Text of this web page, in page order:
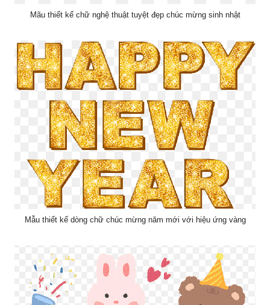
Mãu thiết kế chữ nghệ thuật tuyệt đẹp chúc mừng sinh nhật
Mẫu thiết kế dòng chữ chúc mừng năm mới với hiệu ứng vàng